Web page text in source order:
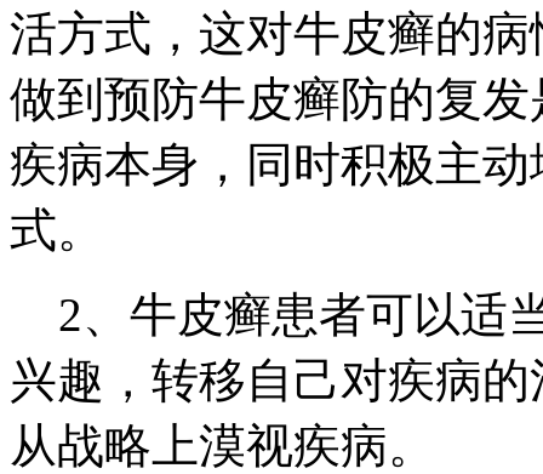
活方式，这对牛皮癣的
做到预防牛皮癣防的复
疾病本身，同时积极主
式。
2、牛皮癣患者可以适
兴趣，转移自己对疾病
从战略上漠视疾病。